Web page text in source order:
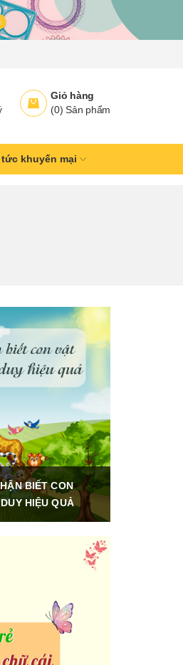
Giỏ hàng
(0) Sản phẩm
khuyến mại
BIẾT CON
HIỆU QUẢ